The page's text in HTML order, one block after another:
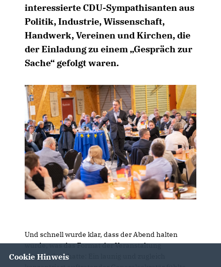
interessierte CDU-Sympathisanten aus
Politik, Industrie, Wissenschaft,
Handwerk, Vereinen und Kirchen, die
der Einladung zu einem „Gespräch zur
Sache“ gefolgt waren.
Und schnell wurde klar, dass der Abend halten
würde, was das Format der Veranstaltung
versprochen hatte: Ein launig und zugleich
Cookie Hinweis